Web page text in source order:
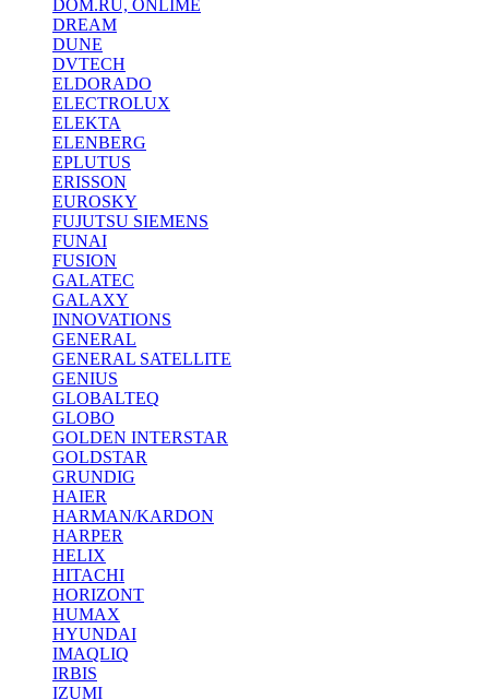
DOM.RU, ONLIME
DREAM
DUNE
DVTECH
ELDORADO
ELECTROLUX
ELEKTA
ELENBERG
EPLUTUS
ERISSON
EUROSKY
FUJUTSU SIEMENS
FUNAI
FUSION
GALATEC
GALAXY
INNOVATIONS
GENERAL
GENERAL SATELLITE
GENIUS
GLOBALTEQ
GLOBO
GOLDEN INTERSTAR
GOLDSTAR
GRUNDIG
HAIER
HARMAN/KARDON
HARPER
HELIX
HITACHI
HORIZONT
HUMAX
HYUNDAI
IMAQLIQ
IRBIS
IZUMI